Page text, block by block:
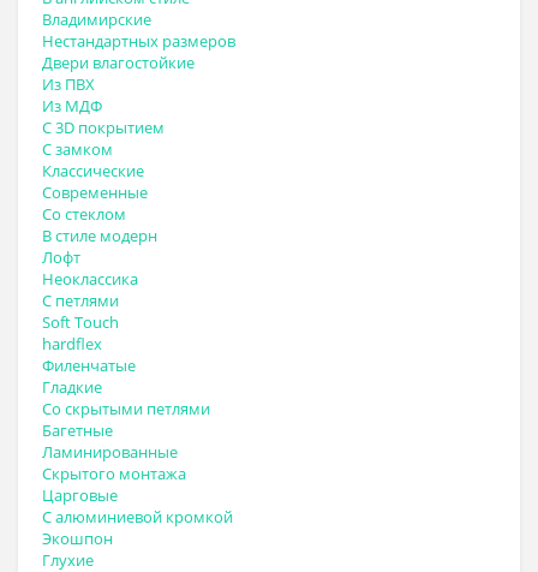
Владимирские
Нестандартных размеров
Двери влагостойкие
Из ПВХ
Из МДФ
С 3D покрытием
С замком
Классические
Современные
Со стеклом
В стиле модерн
Лофт
Неоклассика
С петлями
Soft Touch
hardflex
Филенчатые
Гладкие
Со скрытыми петлями
Багетные
Ламинированные
Скрытого монтажа
Царговые
С алюминиевой кромкой
Экошпон
Глухие